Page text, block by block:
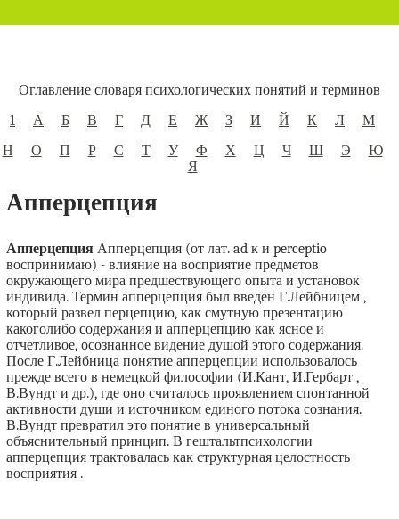
Оглавление словаря психологических понятий и терминов
1
А Б В Г Д Е Ж З И Й К Л
М
Н
О П Р С Т У Ф Х Ц Ч Ш Э
Ю
Я
Апперцепция
АпперцепцияАпперцепция (от лат. ad к и perceptio
воспринимаю) - влияние на восприятие предметов
окружающего мира предшествующего опыта и установок
индивида. Термин апперцепция был введен Г.Лейбницем ,
который развел перцепцию, как смутную презентацию
какоголибо содержания и апперцепцию как ясное и
отчетливое, осознанное видение душой этого содержания.
После Г.Лейбница понятие апперцепции использовалось
прежде всего в немецкой философии (И.Кант, И.Гербарт ,
В.Вундт и др.), где оно считалось проявлением спонтанной
активности души и источником единого потока сознания.
В.Вундт превратил это понятие в универсальный
объяснительный принцип. В гештальтпсихологии
апперцепция трактовалась как структурная целостность
восприятия .